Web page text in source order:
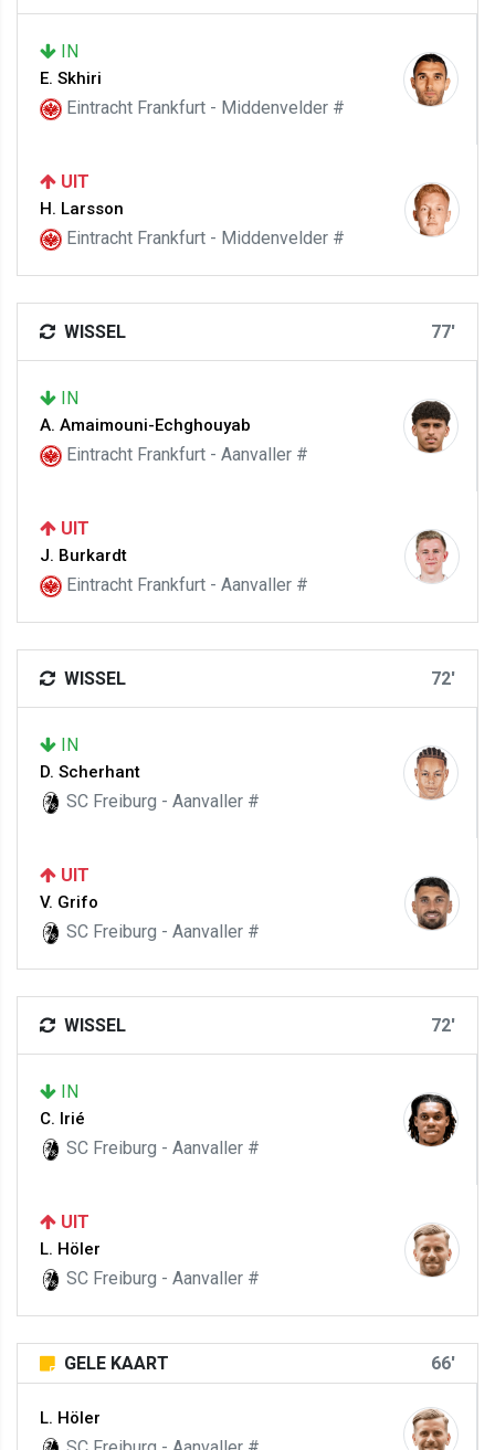
IN
E. Skhiri
Eintracht Frankfurt - Middenvelder #
UIT
H. Larsson
Eintracht Frankfurt - Middenvelder #
WISSEL 77'
IN
A. Amaimouni-Echghouyab
Eintracht Frankfurt - Aanvaller #
UIT
J. Burkardt
Eintracht Frankfurt - Aanvaller #
WISSEL 72'
IN
D. Scherhant
SC Freiburg - Aanvaller #
UIT
V. Grifo
SC Freiburg - Aanvaller #
WISSEL 72'
IN
C. Irié
SC Freiburg - Aanvaller #
UIT
L. Höler
SC Freiburg - Aanvaller #
GELE KAART 66'
L. Höler